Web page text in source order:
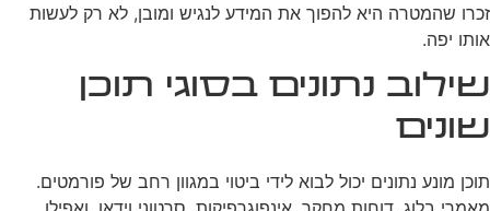
זכרו שהמטרה היא להפוך את המידע לנגיש ומובן, לא רק לעשות
אותו יפה.
שילוב נתונים בסוגי תוכן
שונים
תוכן מונע נתונים יכול לבוא לידי ביטוי במגוון רחב של פורמטים.